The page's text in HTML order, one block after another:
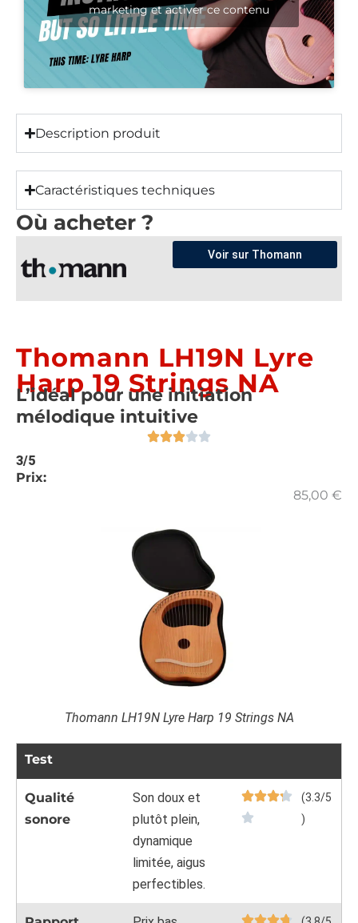
marketing et activer ce contenu
Description produit
Caractéristiques techniques
Où acheter ?
Voir sur Thomann
Thomann LH19N Lyre
Harp 19 Strings NA
L’idéal pour une initiation
mélodique intuitive
3/5
Prix:
85,00 €
Thomann LH19N Lyre Harp 19 Strings NA
Test
Qualité
sonore
Son doux et
plutôt plein,
dynamique
limitée, aigus
perfectibles.
(3.3/5
)